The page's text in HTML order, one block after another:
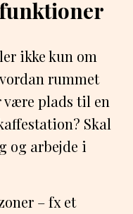
ikke kun om
rummet
være plads til en
Skal
og arbejde i
– fx et